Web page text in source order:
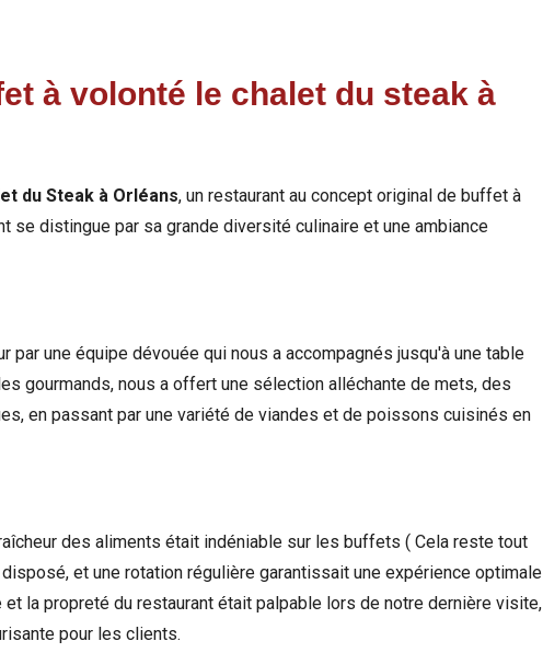
à volonté le chalet du steak à
du Steak à Orléans, un restaurant au concept original de buffet à
se distingue par sa grande diversité culinaire et une ambiance
par une équipe dévouée qui nous a accompagnés jusqu'à une table
gourmands, nous a offert une sélection alléchante de mets, des
en passant par une variété de viandes et de poissons cuisinés en
des aliments était indéniable sur les buffets ( Cela reste tout
et une rotation régulière garantissait une expérience optimale
la propreté du restaurant était palpable lors de notre dernière visite,
pour les clients.